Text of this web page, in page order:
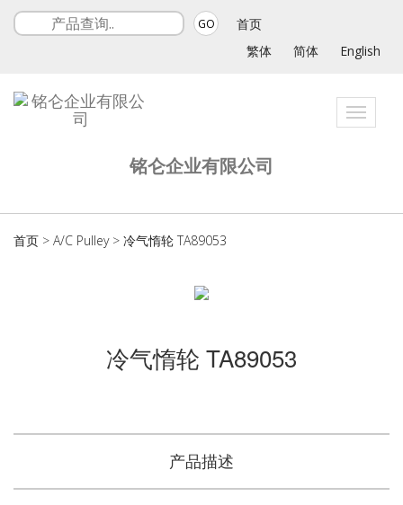
GO
首页
繁体
简体 English
Toggle
铭仑企业有限公司
首页 > A/C Pulley> 冷气惰轮 TA89053
冷气惰轮 TA89053
产品描述